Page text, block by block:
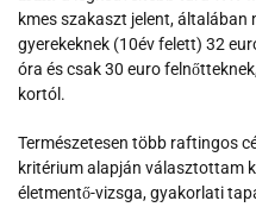
kmes szakaszt jelent, általában
gyerekeknek (10év felett) 32
óra és csak 30 euro
kortól.
Természetesen több raftingos
kritérium alapján választottam
életmentő-vizsga, gyakorlati